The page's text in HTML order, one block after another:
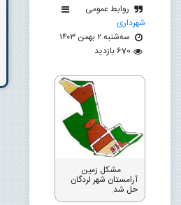
روابط عمومی
شهرداری
سه‌شنبه ۲ بهمن ۱۴۰۳
670 بازدید
مشکل زمین
آرامستان شهر لردگان
حل شد.